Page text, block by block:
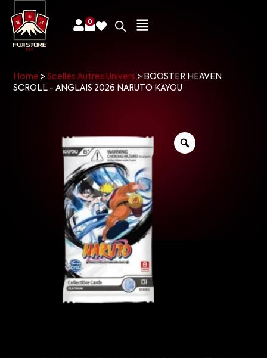
0
Home >Scellés Autres Univers > BOOSTER HEAVEN
SCROLL - ANGLAIS 2026 NARUTO KAYOU